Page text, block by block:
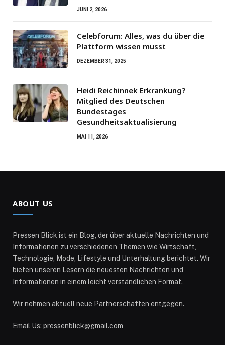
JUNI 2, 2026
Celebforum: Alles, was du über die
Plattform wissen musst
DEZEMBER 31, 2025
Heidi Reichinnek Erkrankung?
Mitglied des Deutschen
Bundestages
Gesundheitsaktualisierung
MAI 11, 2026
ABOUT US
Pressen Blick ist ein Blog, der über aktuelle Nachrichten und
Informationen zu verschiedenen Themen wie Wirtschaft,
Technologie, Mode, Lifestyle und Unterhaltung berichtet. Wir
bieten unseren Lesern die neuesten Nachrichten und
Informationen in einem leicht verständlichen Format.
Wir nehmen aktuell neue Partnerschaften entgegen.
Email Us: pressenblick@gmail.com